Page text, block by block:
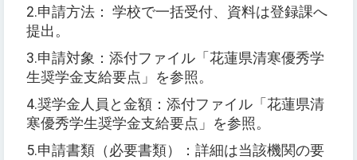
2.申請方法： 学校で一括受付、資料は登録課へ
提出。
3.申請対象：添付ファイル「花蓮県清寒優秀学
生奨学金支給要点」を参照。
4.奨学金人員と金額：添付ファイル「花蓮県清
寒優秀学生奨学金支給要点」を参照。
5.申請書類 （ 必要書類）
：詳細は当該機関の要